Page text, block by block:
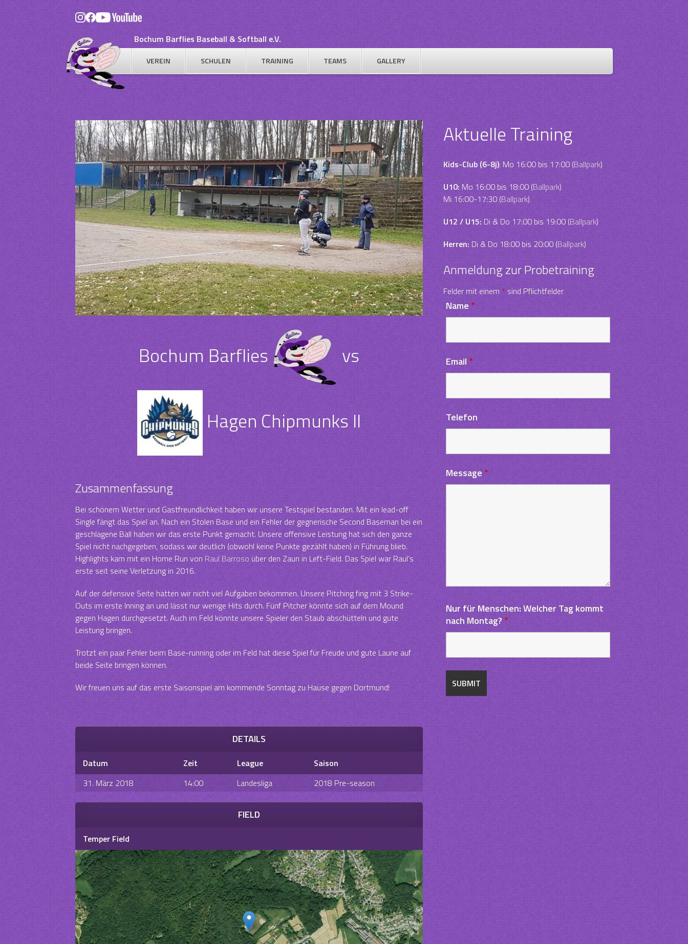
Skip
content
Bochum Barflies Baseball & Softball e.V.
VEREIN SCHULEN TRAINING TEAMS GALLERY
Bochum Barflies vs
Hagen Chipmunks II
Zusammenfassung
Bei schönem Wetter und Gastfreundlichkeit haben wir unsere Testspiel bestanden. Mit ein lead-off
Single fängt das Spiel an. Nach ein Stolen Base und ein Fehler der gegnerische Second Baseman bei ein
geschlagene Ball haben wir das erste Punkt gemacht. Unsere offensive Leistung hat sich den ganze
Spiel nicht nachgegeben, sodass wir deutlich (obwohl keine Punkte gezählt haben) in Führung blieb.
Highlights kam mit ein Home Run von Raul Barroso über den Zaun in Left-Field. Das Spiel war Raul’s
erste seit seine Verletzung in 2016.
Auf der defensive Seite hatten wir nicht viel Aufgaben bekommen. Unsere Pitching fing mit 3 Strike-
Outs im erste Inning an und lässt nur wenige Hits durch. Fünf Pitcher könnte sich auf dem Mound
gegen Hagen durchgesetzt. Auch im Feld könnte unsere Spieler den Staub abschütteln und gute
Leistung bringen.
Trotzt ein paar Fehler beim Base-running oder im Feld hat diese Spiel für Freude und gute Laune auf
beide Seite bringen können.
Wir freuen uns auf das erste Saisonspiel am kommende Sonntag zu Hause gegen Dortmund!
DETAILS
Datum Zeit League
Saison
31. März 2018
14:00 Landesliga 2018 Pre-season
FIELD
Temper Field
Aktuelle Training
Kids-Club (6-8j): Mo 16:00 bis 17:00 (Ballpark)
U10:Mo 16:00 bis 18:00 (Ballpark)
Mi 16:00-17:30 (Ballpark)
U12 / U15:Di & Do 17:00 bis 19:00 (Ballpark)
Herren:Di & Do 18:00 bis 20:00 (Ballpark)
Anmeldung zur Probetraining
Felder mit einem*sind Pflichtfelder
Name*
Email *
Telefon
Message*
Nur für Menschen: Welcher Tag kommt
nach Montag?*